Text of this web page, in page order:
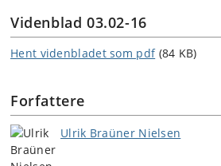
Videnblad 03.02-16
Hent videnbladet som pdf (84 KB)
Forfattere
Ulrik Braüner Nielsen